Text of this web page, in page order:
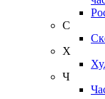
С
Х
Ч